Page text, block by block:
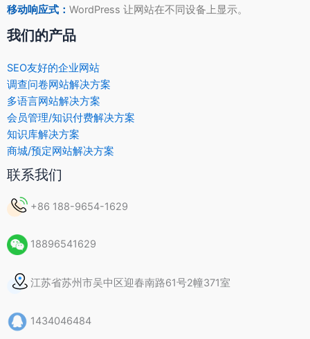
移动响应式： WordPress 让网站在不同设备上显示。
我们的产品
SEO友好的企业网站
调查问卷网站解决方案
多语言网站解决方案
会员管理/知识付费解决方案
知识库解决方案
商城/预定网站解决方案
联系我们
+86 188-9654-1629
18896541629
江苏省苏州市吴中区迎春南路61号2幢371室
1434046484